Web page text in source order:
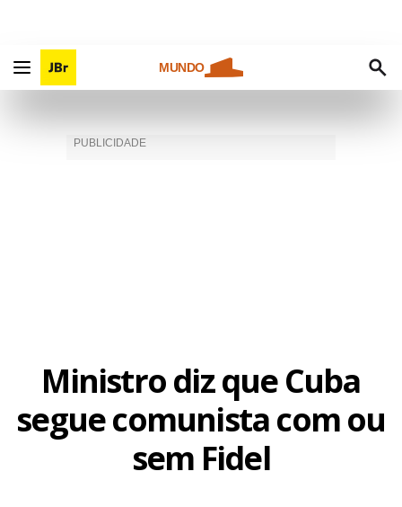
MUNDO
Ministro diz que Cuba
segue comunista com ou
sem Fidel